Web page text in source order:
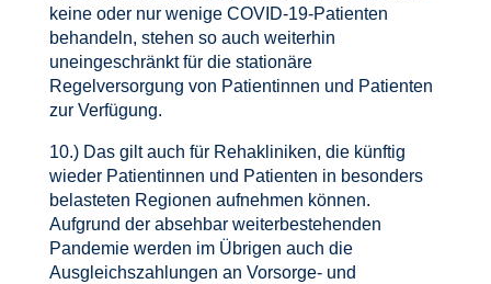
keine oder nur wenige COVID-19-Patienten
behandeln, stehen so auch weiterhin
uneingeschränkt für die stationäre
Regelversorgung von Patientinnen und Patienten
zur Verfügung.
10.) Das gilt auch für Rehakliniken, die künftig
wieder Patientinnen und Patienten in besonders
belasteten Regionen aufnehmen können.
Aufgrund der absehbar weiterbestehenden
Pandemie werden im Übrigen auch die
Ausgleichszahlungen an Vorsorge- und